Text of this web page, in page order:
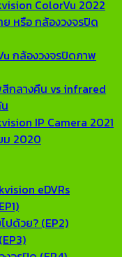
ColorVu 2022
ย หรือ กล้องวงจรปิด
กล้องวงจรปิดภาพ
กลางคืน vs infrared
IP Camera 2021
ม 2020
eDVRs
ปด้วย? (EP2)